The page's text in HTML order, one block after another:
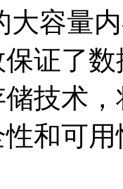
容量内
效保证
技术
和可用